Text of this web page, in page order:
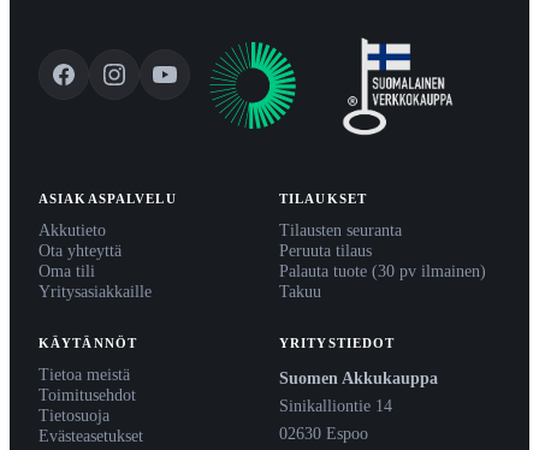
ASIAKASPALVELU
Akkutieto
Ota yhteyttä
Oma tili
Yritysasiakkaille
TILAUKSET
Tilausten seuranta
Peruuta tilaus
Palauta tuote (30 pv ilmainen)
Takuu
KÄYTÄNNÖT
Tietoa meistä
Toimitusehdot
Tietosuoja
Evästeasetukset
YRITYSTIEDOT
Suomen Akkukauppa
Sinikalliontie 14
02630 Espoo